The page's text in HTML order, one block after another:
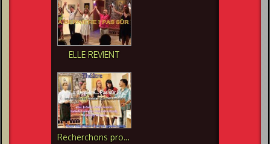
ELLE REVIENT
Recherchons producteurs pour la dernière pas sûr